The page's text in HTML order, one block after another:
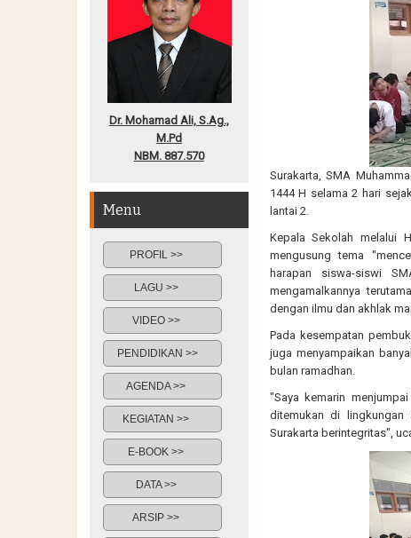
Surakarta, SMA
1444 H selama 2 hari
lantai 2.
Kepala Sekolah melalui
mengusung tema
harapan siswa-siswi
mengamalkannya
dengan ilmu dan akhlak
Pada kesempatan
juga menyampaikan
bulan ramadhan.
"Saya kemarin
ditemukan di lingkungan
Surakarta berintegritas",
Dr. Mohamad Ali, S.Ag.,
M.Pd
NBM. 887.570
Menu
PROFIL >>
LAGU >>
VIDEO >>
PENDIDIKAN >>
AGENDA >>
KEGIATAN >>
E-BOOK >>
DATA >>
ARSIP >>